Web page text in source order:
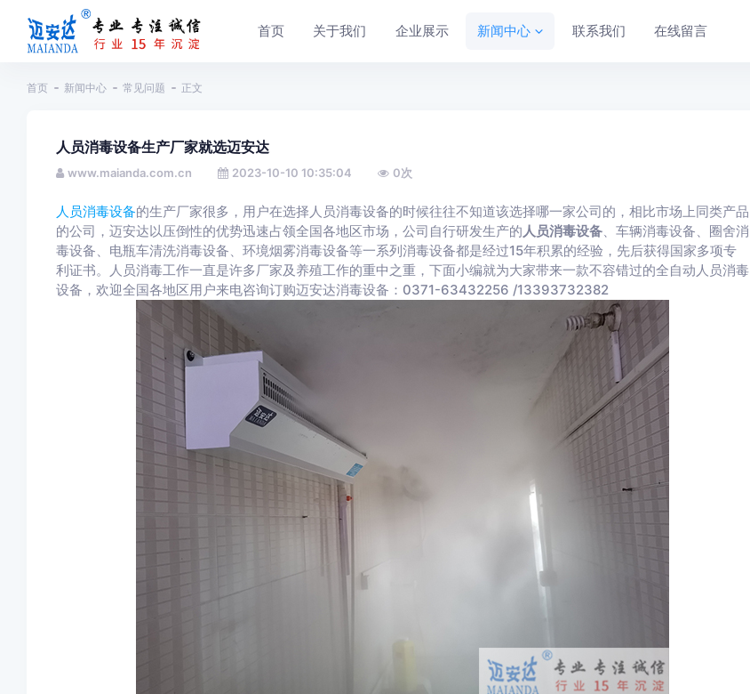
首页 关于我们 企业展示 新闻中心 联系我们 在线留言
首页 新闻中心 常见问题 正文
人员消毒设备生产厂家就选迈安达
www.maianda.com.cn 2023-10-10 10:35:04 0次
人员消毒设备的生产厂家很多，用户在选择人员消毒设备的时候往往不知道该选择哪一家公司的，相比市场上同类产品
的公司，迈安达以压倒性的优势迅速占领全国各地区市场，公司自行研发生产的人员消毒设备、车辆消毒设备、圈舍消
毒设备、电瓶车清洗消毒设备、环境烟雾消毒设备等一系列消毒设备都是经过15年积累的经验，先后获得国家多项专
利证书。人员消毒工作一直是许多厂家及养殖工作的重中之重，下面小编就为大家带来一款不容错过的全自动人员消毒
设备，欢迎全国各地区用户来电咨询订购迈安达消毒设备：0371-63432256 /13393732382